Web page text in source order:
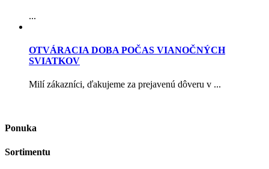
...
OTVÁRACIA DOBA POČAS VIANOČNÝCH
SVIATKOV
Milí zákazníci, ďakujeme za prejavenú dôveru v ...
Ponuka
Sortimentu